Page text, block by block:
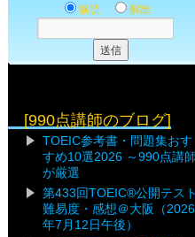
購読 解除
[990点講師のブログ]
TOEIC参考書・問題集おす
すめ10選2026 ～990点講師
が厳選
第433回TOEIC®公開テスト
難易度・感想＠大阪（2026
年7月12日午後）